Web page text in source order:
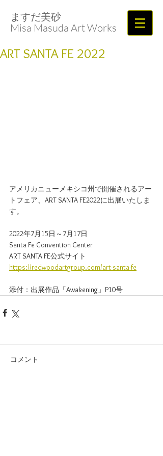
ますだ美砂​​​​​​​
Misa Masuda Art Works
ART SANTA FE 2022
アメリカニューメキシコ州で開催されるアー
トフェア、ART SANTA FE2022に出展いたしま
す。
2022年7月15日～7月17日
Santa Fe Convention Center
ART SANTA FE公式サイト
https://redwoodartgroup.com/art-santa-fe
添付：出展作品「Awakening」P10号
コメント